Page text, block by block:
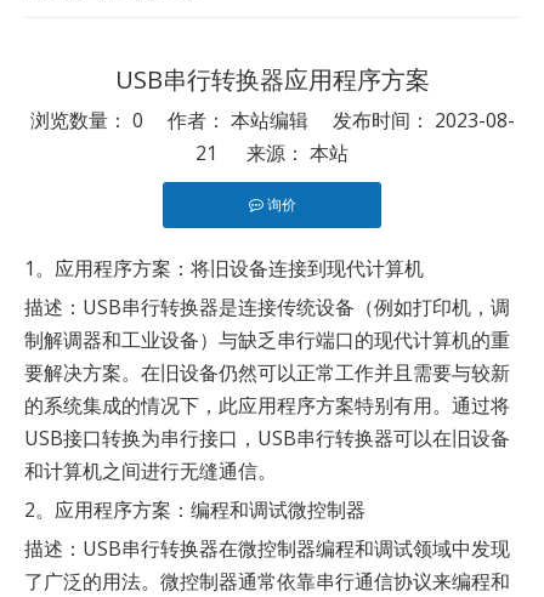
USB串行转换器应用程序方案
浏览数量： 0 作者： 本站编辑 发布时间： 2023-08-
21 来源： 本站
询价
1。应用程序方案：将旧设备连接到现代计算机
描述：USB串行转换器是连接传统设备（例如打印机，调
制解调器和工业设备）与缺乏串行端口的现代计算机的重
要解决方案。在旧设备仍然可以正常工作并且需要与较新
的系统集成的情况下，此应用程序方案特别有用。通过将
USB接口转换为串行接口，USB串行转换器可以在旧设备
和计算机之间进行无缝通信。
2。应用程序方案：编程和调试微控制器
描述：USB串行转换器在微控制器编程和调试领域中发现
了广泛的用法。微控制器通常依靠串行通信协议来编程和